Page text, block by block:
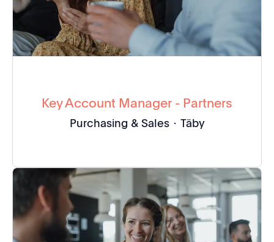
Key Account Manager - Partners
Purchasing & Sales · Täby